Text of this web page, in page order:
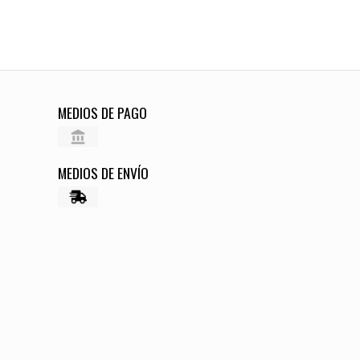
MEDIOS DE PAGO
MEDIOS DE ENVÍO